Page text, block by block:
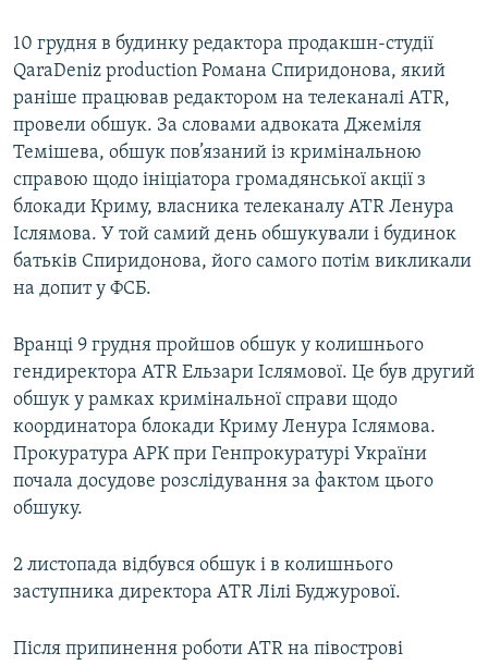
10 грудня в будинку редактора продакшн-студії
QaraDeniz production Романа Спиридонова, який
раніше працював редактором на телеканалі ATR,
провели обшук. За словами адвоката Джеміля
Темішева, обшук пов’язаний із кримінальною
справою щодо ініціатора громадянської акції з
блокади Криму, власника телеканалу ATR Ленура
Іслямова. У той самий день обшукували і будинок
батьків Спиридонова, його самого потім викликали
на допит у ФСБ.
Вранці 9 грудня пройшов обшук у колишнього
гендиректора ATR Ельзари Іслямової. Це був другий
обшук у рамках кримінальної справи щодо
координатора блокади Криму Ленура Іслямова.
Прокуратура АРК при Генпрокуратурі України
почала досудове розслідування за фактом цього
обшуку.
2 листопада відбувся обшук і в колишнього
заступника директора ATR Лілі Буджурової.
Після припинення роботи ATR на півострові